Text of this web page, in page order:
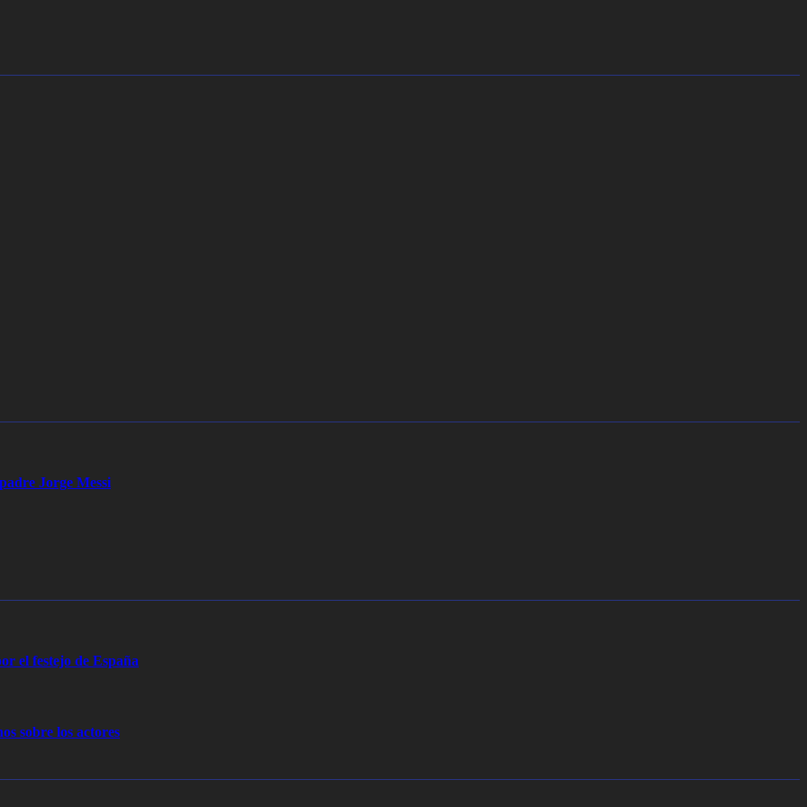
Jorge Messi
el festejo de España
sobre los actores